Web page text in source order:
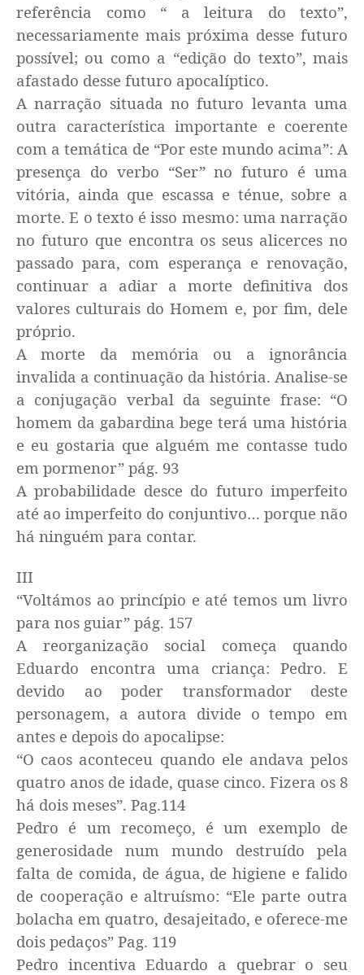
referência como “ a leitura do texto”,
necessariamente mais próxima desse futuro
possível; ou como a “edição do texto”, mais
afastado desse futuro apocalíptico.
A narração situada no futuro levanta uma
outra característica importante e coerente
com a temática de “Por este mundo acima”: A
presença do verbo “Ser” no futuro é uma
vitória, ainda que escassa e ténue, sobre a
morte. E o texto é isso mesmo: uma narração
no futuro que encontra os seus alicerces no
passado para, com esperança e renovação,
continuar a adiar a morte definitiva dos
valores culturais do Homem e, por fim, dele
próprio.
A morte da memória ou a ignorância
invalida a continuação da história. Analise-se
a conjugação verbal da seguinte frase: “O
homem da gabardina bege terá uma história
e eu gostaria que alguém me contasse tudo
em pormenor” pág. 93
A probabilidade desce do futuro imperfeito
até ao imperfeito do conjuntivo… porque não
há ninguém para contar.
III
“Voltámos ao princípio e até temos um livro
para nos guiar” pág. 157
A reorganização social começa quando
Eduardo encontra uma criança: Pedro. E
devido ao poder transformador deste
personagem, a autora divide o tempo em
antes e depois do apocalipse:
“O caos aconteceu quando ele andava pelos
quatro anos de idade, quase cinco. Fizera os 8
há dois meses”. Pag.114
Pedro é um recomeço, é um exemplo de
generosidade num mundo destruído pela
falta de comida, de água, de higiene e falido
de cooperação e altruísmo: “Ele parte outra
bolacha em quatro, desajeitado, e oferece-me
dois pedaços” Pag. 119
Pedro incentiva Eduardo a quebrar o seu